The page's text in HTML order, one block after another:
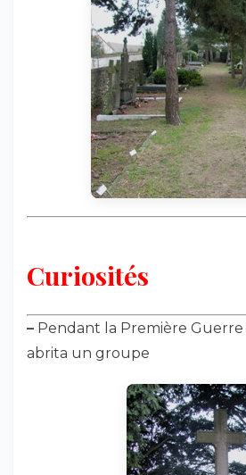
Curiosités
– Pendant la Première
abrita un groupe